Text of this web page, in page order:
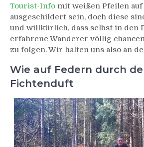
Tourist-Info mit weißen Pfeilen
ausgeschildert sein, doch diese
und willkürlich, dass selbst in den
erfahrene Wanderer völlig
zu folgen. Wir halten uns also an
Wie auf Federn durch
Fichtenduft